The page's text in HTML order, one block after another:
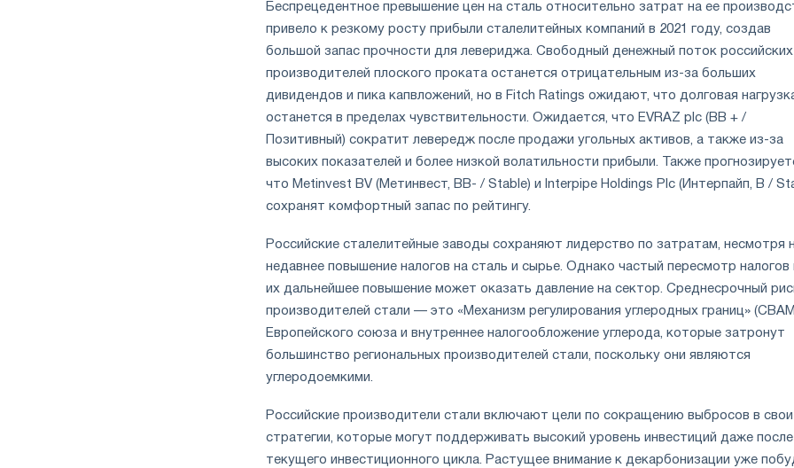
Беспрецедентное превышение цен на сталь относительно затрат на ее
привело к резкому росту прибыли сталелитейных компаний в 2021 году, создав
большой запас прочности для левериджа. Свободный денежный поток российских
производителей плоского проката останется отрицательным из-за больших
дивидендов и пика капвложений, но в Fitch Ratings ожидают, что долговая
останется в пределах чувствительности. Ожидается, что EVRAZ plc (BB + /
Позитивный) сократит левередж после продажи угольных активов, а также из-за
высоких показателей и более низкой волатильности прибыли. Также
что Metinvest BV (Метинвест, BB- / Stable) и Interpipe Holdings Plc (Интерпайп, B /
сохранят комфортный запас по рейтингу.
Российские сталелитейные заводы сохраняют лидерство по затратам, несмотря
недавнее повышение налогов на сталь и сырье. Однако частый пересмотр налогов
их дальнейшее повышение может оказать давление на сектор. Среднесрочный
производителей стали — это «Механизм регулирования углеродных границ»
Европейского союза и внутреннее налогообложение углерода, которые затронут
большинство региональных производителей стали, поскольку они являются
углеродоемкими.
Российские производители стали включают цели по сокращению выбросов в свои
стратегии, которые могут поддерживать высокий уровень инвестиций даже после
текущего инвестиционного цикла. Растущее внимание к декарбонизации уже